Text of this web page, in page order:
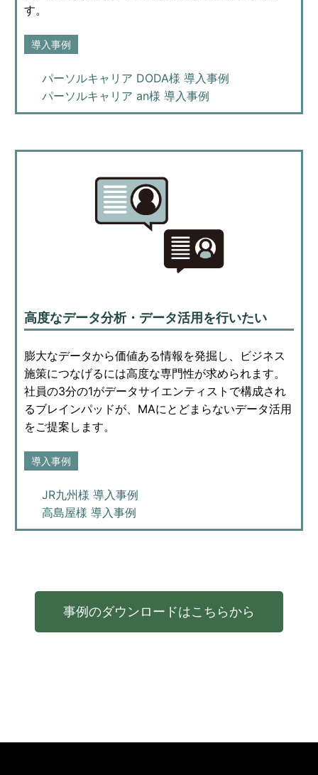
す。
導入事例
パーソルキャリア DODA様 導入事例
パーソルキャリア an様 導入事例
高度なデータ分析・データ活用を行いたい
膨大なデータから価値ある情報を発掘し、ビジネス
施策につなげるには高度な専門性が求められます。
社員の3分の1がデータサイエンティストで構成され
るブレインパッドが、MAにとどまらないデータ活用
をご提案します。
導入事例
JR九州様 導入事例
高島屋様 導入事例
事例のダウンロードはこちらから